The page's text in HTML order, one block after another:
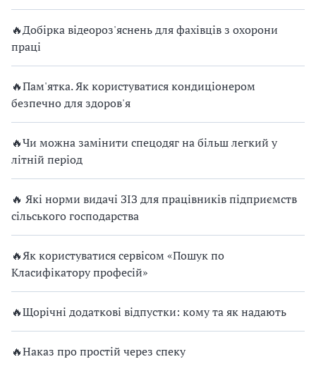
🔥Добірка відеороз'яснень для фахівців з охорони
праці
🔥Пам'ятка. Як користуватися кондиціонером
безпечно для здоров'я
🔥Чи можна замінити спецодяг на більш легкий у
літній період
🔥 Які норми видачі ЗІЗ для працівників підприємств
сільського господарства
🔥Як користуватися сервісом «Пошук по
Класифікатору професій»
🔥Щорічні додаткові відпустки: кому та як надають
🔥Наказ про простій через спеку